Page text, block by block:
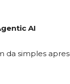
AI
da simples